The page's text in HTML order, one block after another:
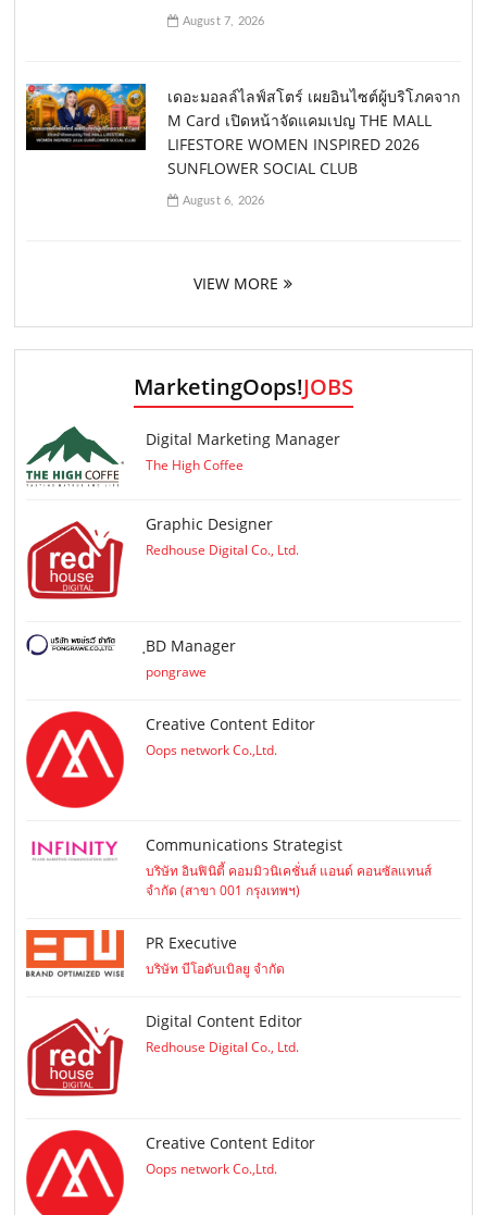
August 7, 2026
เดอะมอลล์ไลฟ์สโตร์ เผยอินไซต์ผู้บริโภคจาก
M Card เปิดหน้าจัดแคมเปญ THE MALL
LIFESTORE WOMEN INSPIRED 2026
SUNFLOWER SOCIAL CLUB
August 6, 2026
VIEW MORE
MarketingOops!JOBS
Digital Marketing Manager
The High Coffee
Graphic Designer
Redhouse Digital Co., Ltd.
ฺBD Manager
pongrawe
Creative Content Editor
Oops network Co.,Ltd.
Communications Strategist
บริษัท อินฟินิตี้ คอมมิวนิเคชั่นส์ แอนด์ คอนซัลแทนส์
จำกัด (สาขา 001 กรุงเทพฯ)
PR Executive
บริษัท บีโอดับเบิลยู จำกัด
Digital Content Editor
Redhouse Digital Co., Ltd.
Creative Content Editor
Oops network Co.,Ltd.